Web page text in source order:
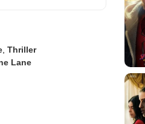
, Thriller
Lane